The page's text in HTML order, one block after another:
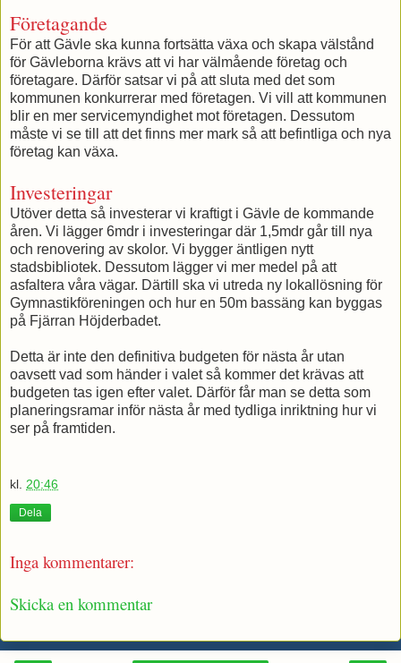
Företagande
För att Gävle ska kunna fortsätta växa och skapa välstånd
för Gävleborna krävs att vi har välmående företag och
företagare. Därför satsar vi på att sluta med det som
kommunen konkurrerar med företagen. Vi vill att kommunen
blir en mer servicemyndighet mot företagen. Dessutom
måste vi se till att det finns mer mark så att befintliga och nya
företag kan växa.
Investeringar
Utöver detta så investerar vi kraftigt i Gävle de kommande
åren. Vi lägger 6mdr i investeringar där 1,5mdr går till nya
och renovering av skolor. Vi bygger äntligen nytt
stadsbibliotek. Dessutom lägger vi mer medel på att
asfaltera våra vägar. Därtill ska vi utreda ny lokallösning för
Gymnastikföreningen och hur en 50m bassäng kan byggas
på Fjärran Höjderbadet.
Detta är inte den definitiva budgeten för nästa år utan
oavsett vad som händer i valet så kommer det krävas att
budgeten tas igen efter valet. Därför får man se detta som
planeringsramar inför nästa år med tydliga inriktning hur vi
ser på framtiden.
kl. 20:46
Dela
Inga kommentarer:
Skicka en kommentar